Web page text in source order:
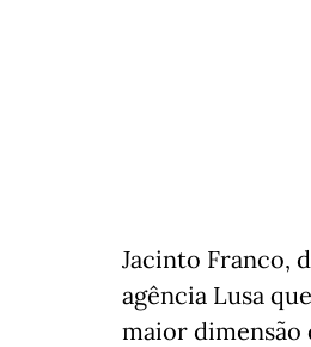
Jacinto Franco,
agência Lusa
maior dimensão